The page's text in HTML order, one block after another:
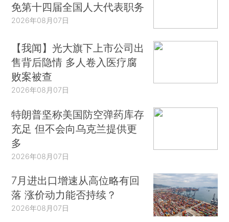
免第十四届全国人大代表职务
2026年08月07日
【我闻】光大旗下上市公司出
售背后隐情 多人卷入医疗腐
败案被查
2026年08月07日
特朗普坚称美国防空弹药库存
充足 但不会向乌克兰提供更
多
2026年08月07日
7月进出口增速从高位略有回
落 涨价动力能否持续？
2026年08月07日